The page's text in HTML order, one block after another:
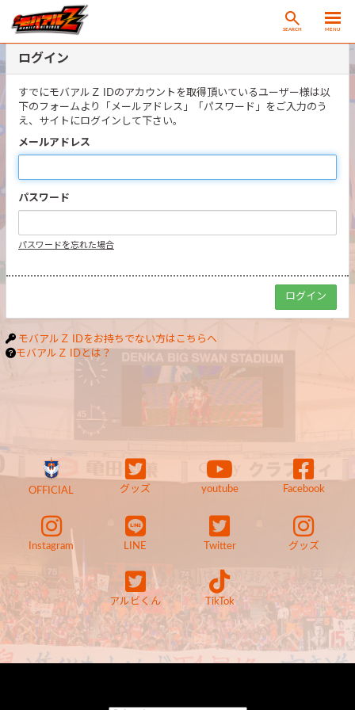
SEARCH MENU
ログイン
すでにモバアルＺ IDのアカウントを取得頂いているユーザー様は以
下のフォームより「メールアドレス」「パスワード」をご入力のう
え、サイトにログインして下さい。
メールアドレス
パスワード
パスワードを忘れた場合
モバアルＺ IDをお持ちでない方はこちらへ
モバアルＺ IDとは？
OFFICIAL グッズ youtube Facebook
Instagram LINE Twitter グッズ
アルビくん TikTok